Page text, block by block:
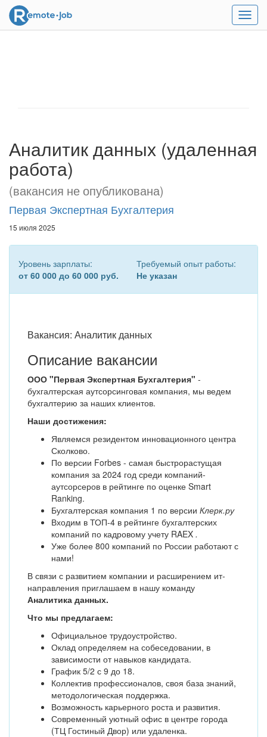
Меню
Аналитик данных (удаленная
работа)
(вакансия не опубликована)
Первая Экспертная Бухгалтерия
15 июля 2025
Уровень зарплаты:
от 60 000 до 60 000 руб.
Требуемый опыт работы:
Не указан
Вакансия: Аналитик данных
Описание вакансии
ООО "Первая Экспертная Бухгалтерия" -
бухгалтерская аутсорсинговая компания, мы ведем
бухгалтерию за наших клиентов.
Наши достижения:
Являемся резидентом инновационного центра
Сколково.
По версии Forbes - самая быстрорастущая
компания за 2024 год среди компаний-
аутсорсеров в рейтинге по оценке Smart
Ranking.
Бухгалтерская компания 1 по версии Клерк.ру
Входим в ТОП-4 в рейтинге бухгалтерских
компаний по кадровому учету RAEX .
Уже более 800 компаний по России работают с
нами!
В связи с развитием компании и расширением ит-
направления приглашаем в нашу команду
Аналитика данных.
Что мы предлагаем:
Официальное трудоустройство.
Оклад определяем на собеседовании, в
зависимости от навыков кандидата.
График 5/2 с 9 до 18.
Коллектив профессионалов, своя база знаний,
методологическая поддержка.
Возможность карьерного роста и развития.
Современный уютный офис в центре города
(ТЦ Гостиный Двор) или удаленка.